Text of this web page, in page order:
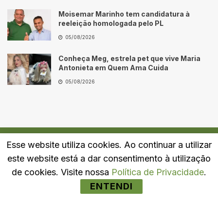
Moisemar Marinho tem candidatura à
reeleição homologada pelo PL
05/08/2026
Conheça Meg, estrela pet que vive Maria
Antonieta em Quem Ama Cuida
05/08/2026
Quem Somos Fale Conosco Política de Privacidade
Esse website utiliza cookies. Ao continuar a utilizar
este website está a dar consentimento à utilização
de cookies. Visite nossa Política de Privacidade.
ENTENDI